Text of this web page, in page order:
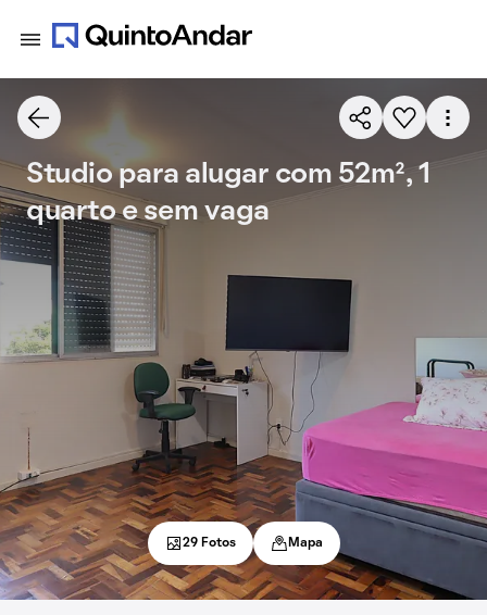
Studio para alugar com 52m², 1
quarto e sem vaga
29 Fotos Mapa